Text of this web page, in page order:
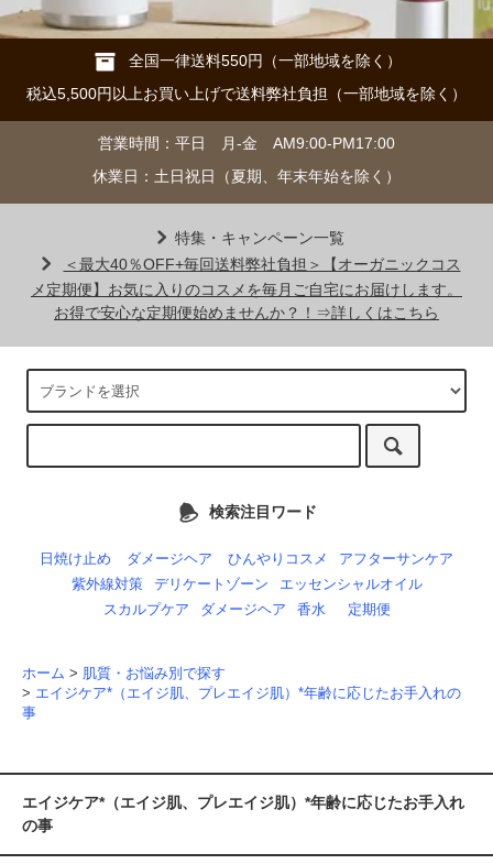
全国一律送料550円（一部地域を除く）
税込5,500円以上お買い上げで送料弊社負担（一部地域を除く）
営業時間：平日 月-金 AM9:00-PM17:00
休業日：土日祝日（夏期、年末年始を除く）
特集・キャンペーン一覧
＜最大40％OFF+毎回送料弊社負担＞【オーガニックコス
メ定期便】お気に入りのコスメを毎月ご自宅にお届けします。
お得で安心な定期便始めませんか？！⇒詳しくはこちら
検索注目ワード
日焼け止め ダメージヘア ひんやりコスメ
アフターサンケア
紫外線対策
デリケートゾーン
エッセンシャルオイル
スカルプケア
ダメージヘア 香水 定期便
ホーム > 肌質・お悩み別で探す
> エイジケア*（エイジ肌、プレエイジ肌）*年齢に応じたお手入れの
事
エイジケア*（エイジ肌、プレエイジ肌）*年齢に応じたお手入れ
の事